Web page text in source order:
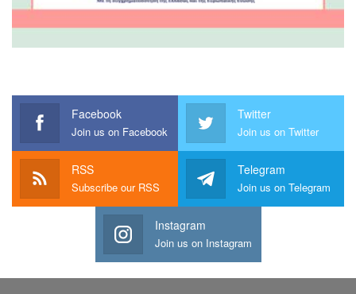
Facebook
Join us on Facebook
Twitter
Join us on Twitter
RSS
Subscribe our RSS
Telegram
Join us on Telegram
Instagram
Join us on Instagram